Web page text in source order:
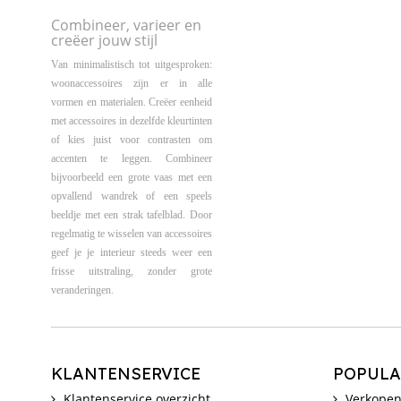
Combineer, varieer en
creëer jouw stijl
Van minimalistisch tot uitgesproken:
woonaccessoires zijn er in alle
vormen en materialen. Creëer eenheid
met accessoires in dezelfde kleurtinten
of kies juist voor contrasten om
accenten te leggen. Combineer
bijvoorbeeld een grote vaas met een
opvallend wandrek of een speels
beeldje met een strak tafelblad. Door
regelmatig te wisselen van accessoires
geef je je interieur steeds weer een
frisse uitstraling, zonder grote
veranderingen.
KLANTENSERVICE